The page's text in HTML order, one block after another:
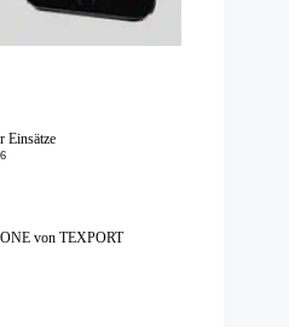
Einsätze
von TEXPORT